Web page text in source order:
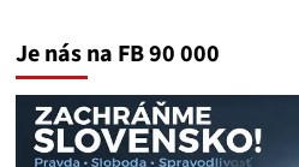
Je nás na FB 90 000